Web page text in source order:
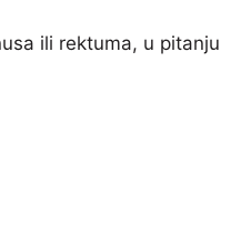
ili rektuma, u pitanju